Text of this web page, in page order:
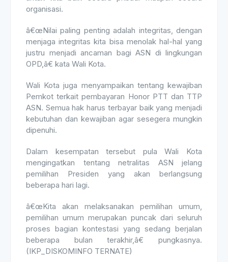
organisasi.
â€œNilai paling penting adalah integritas, dengan
menjaga integritas kita bisa menolak hal-hal yang
justru menjadi ancaman bagi ASN di lingkungan
OPD,â€ kata Wali Kota.
Wali Kota juga menyampaikan tentang kewajiban
Pemkot terkait pembayaran Honor PTT dan TTP
ASN. Semua hak harus terbayar baik yang menjadi
kebutuhan dan kewajiban agar sesegera mungkin
dipenuhi.
Dalam kesempatan tersebut pula Wali Kota
mengingatkan tentang netralitas ASN jelang
pemilihan Presiden yang akan berlangsung
beberapa hari lagi.
â€œKita akan melaksanakan pemilihan umum,
pemilihan umum merupakan puncak dari seluruh
proses bagian kontestasi yang sedang berjalan
beberapa bulan terakhir,â€ pungkasnya.
(IKP_DISKOMINFO TERNATE)